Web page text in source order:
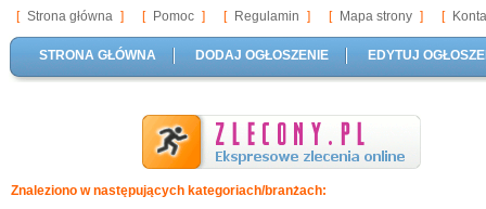
[ Strona główna ] [ Pomoc ] [ Regulamin ] [ Mapa strony ] [
STRONA GŁÓWNA DODAJ OGŁOSZENIE EDYTUJ
Znaleziono w następujących kategoriach/branżach: